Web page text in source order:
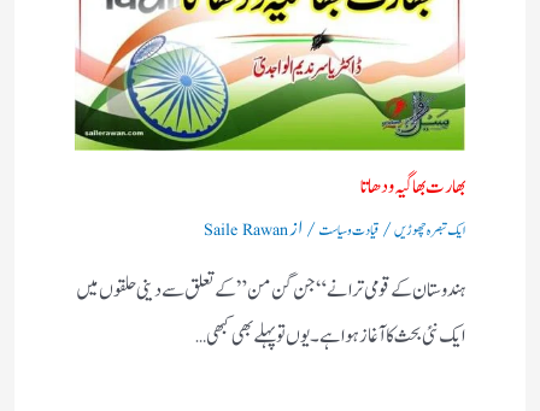
بھارت بھاگیہ ودھاتا
ایک تبصرہ چھوڑیں/ قیادت وسیاست/ ازSaile Rawan
ہندوستان کے قومی ترانے “جن گن من” کے تعلق سے دینی حلقوں میں
ایک نئی بحث کا آغاز ہوا ہے۔ یوں تو پہلے بھی کبھی…